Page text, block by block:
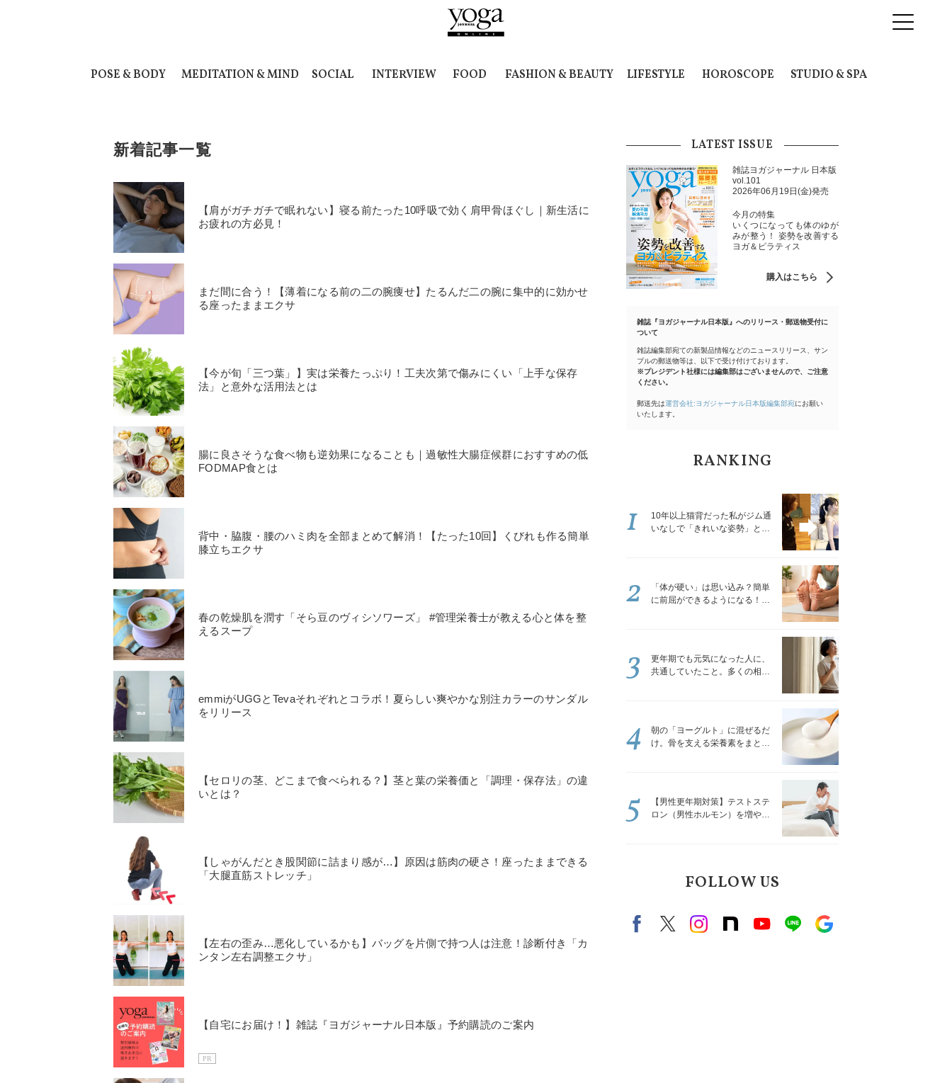
POSE & BODY MEDITATION & MIND SOCIAL INTERVIEW FOOD FASHION & BEAUTY LIFESTYLE HOROSCOPE STUDIO & SPA
新着記事一覧
【肩がガチガチで眠れない】寝る前たった10呼吸で効く肩甲骨ほぐし｜新生活に
お疲れの方必見！
まだ間に合う！【薄着になる前の二の腕痩せ】たるんだ二の腕に集中的に効かせ
る座ったままエクサ
【今が旬「三つ葉」】実は栄養たっぷり！工夫次第で傷みにくい「上手な保存
法」と意外な活用法とは
腸に良さそうな食べ物も逆効果になることも｜過敏性大腸症候群におすすめの低
FODMAP食とは
背中・脇腹・腰のハミ肉を全部まとめて解消！【たった10回】くびれも作る簡単
膝立ちエクサ
春の乾燥肌を潤す「そら豆のヴィシソワーズ」 #管理栄養士が教える心と体を整
えるスープ
emmiがUGGとTevaそれぞれとコラボ！夏らしい爽やかな別注カラーのサンダル
をリリース
【セロリの茎、どこまで食べられる？】茎と葉の栄養価と「調理・保存法」の違
いとは？
【しゃがんだとき股関節に詰まり感が…】原因は筋肉の硬さ！座ったままできる
「大腿直筋ストレッチ」
【左右の歪み…悪化しているかも】バッグを片側で持つ人は注意！診断付き「カ
ンタン左右調整エクサ」
【自宅にお届け！】雑誌『ヨガジャーナル日本版』予約購読のご案内
PR
LATEST ISSUE
雑誌ヨガジャーナル 日本版
vol.101
2026年06月19日(金)発売
今月の特集
いくつになっても体のゆが
みが整う！ 姿勢を改善する
ヨガ＆ピラティス
購入はこちら
雑誌『ヨガジャーナル日本版』へのリリース・郵送物受付に
ついて
雑誌編集部宛ての新製品情報などのニュースリリース、サン
プルの郵送物等は、以下で受け付けております。
※プレジデント社様には編集部はございませんので、ご注意
ください。
郵送先は運営会社:ヨガジャーナル日本版編集部宛にお願い
いたします。
RANKING
10年以上猫背だった私がジム通
いなしで「きれいな姿勢」と褒
1
「体が硬い」は思い込み？簡単
に前屈ができるようになる！腿
2
更年期でも元気になった人に、
共通していたこと。多くの相談
3
朝の「ヨーグルト」に混ぜるだ
け。骨を支える栄養素をまとめ
4
【男性更年期対策】テストステ
ロン（男性ホルモン）を増やす
5
FOLLOW US
FacebookX（旧twitter）
instagram
note Youtubeline